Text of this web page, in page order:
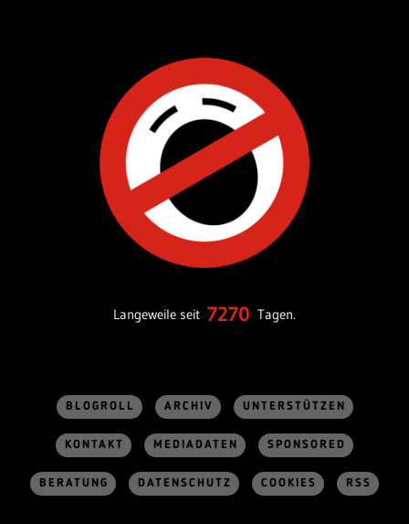
Langeweile seit 7270 Tagen.
BLOGROLL ARCHIV UNTERSTÜTZEN
KONTAKT MEDIADATEN SPONSORED
BERATUNG DATENSCHUTZ COOKIES RSS